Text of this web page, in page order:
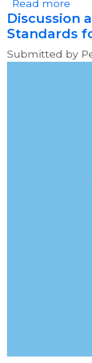
Read more
Discussion
Standards
Submitted by